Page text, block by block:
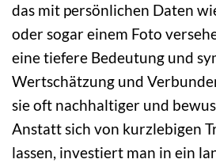
das mit persönlichen Daten
oder sogar einem Foto
eine tiefere Bedeutung und
Wertschätzung und
sie oft nachhaltiger und
Anstatt sich von kurzlebigen
lassen, investiert man in ein